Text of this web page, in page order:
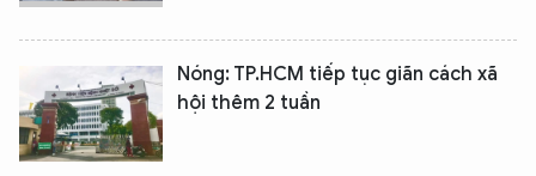
Nóng: TP.HCM tiếp tục giãn cách xã
hội thêm 2 tuần